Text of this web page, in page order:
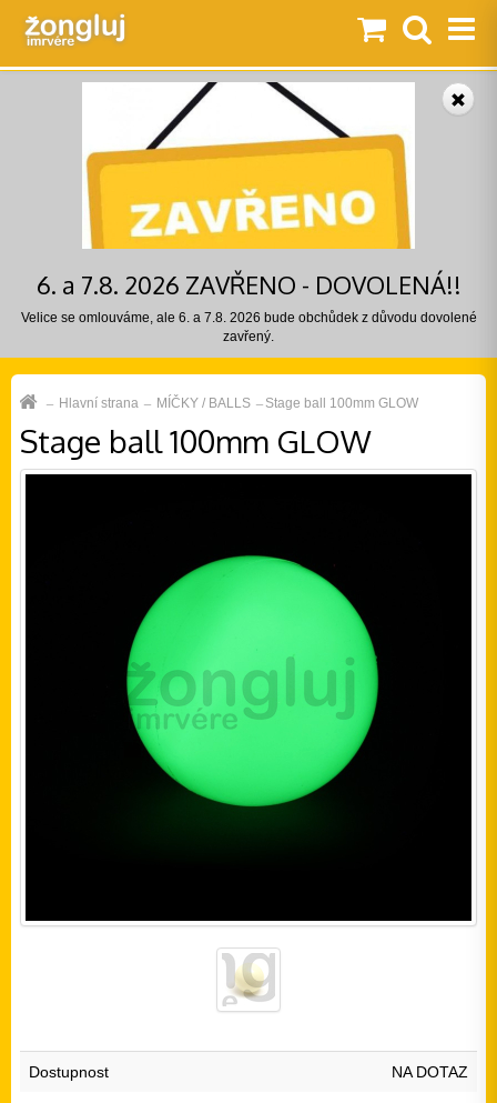
6. a 7.8. 2026 ZAVŘENO - DOVOLENÁ!!
Velice se omlouváme, ale 6. a 7.8. 2026 bude obchůdek z důvodu dovolené
zavřený.
Hlavní strana MÍČKY / BALLS Stage ball 100mm GLOW
Stage ball 100mm GLOW
Dostupnost NA DOTAZ